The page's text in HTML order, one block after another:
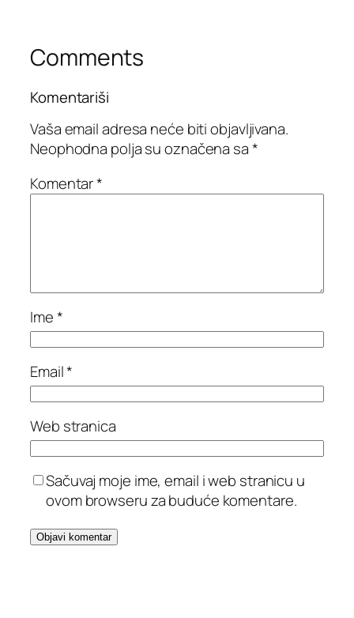
Comments
Komentariši
Vaša email adresa neće biti objavljivana.
Neophodna polja su označena sa*
Komentar*
Ime*
Email*
Web stranica
Sačuvaj moje ime, email i web stranicu u
ovom browseru za buduće komentare.